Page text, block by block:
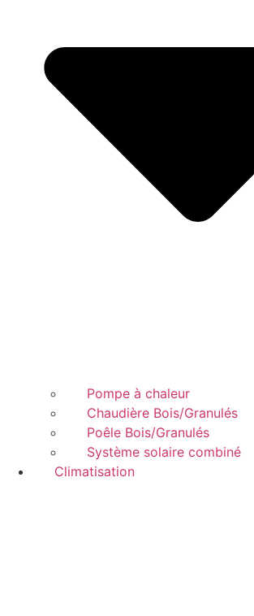
Pompe à chaleur
Chaudière Bois/Granulés
Poêle Bois/Granulés
Système solaire combiné
Climatisation